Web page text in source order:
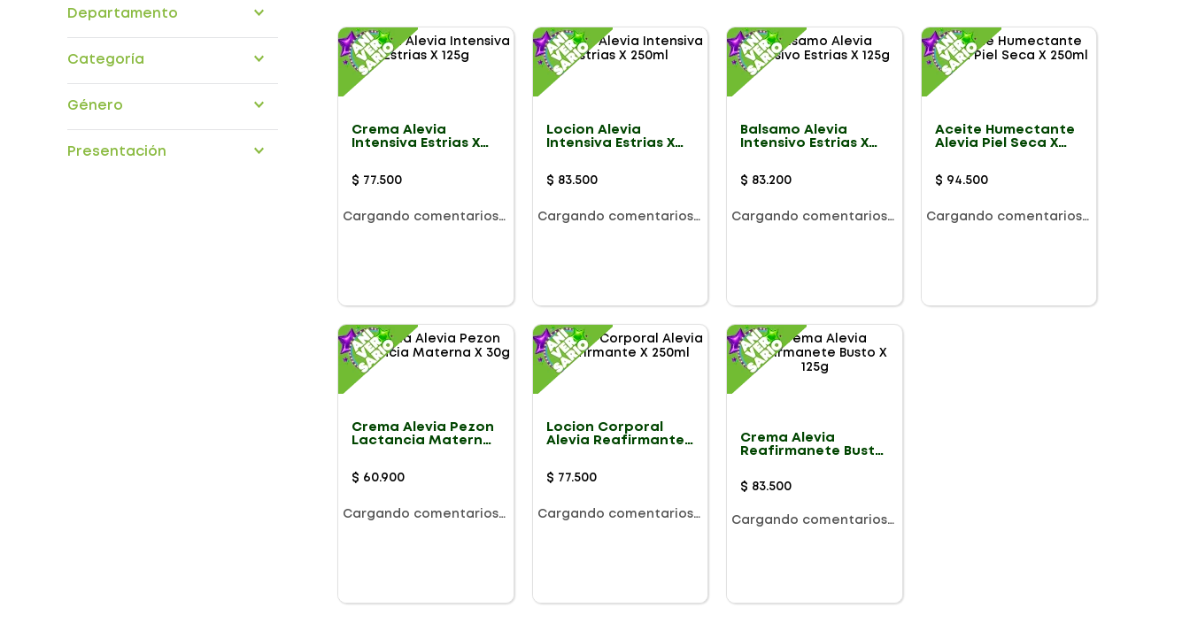
Departamento
Categoría
Género
Presentación
Crema Alevia
Intensiva Estrias X
$ 77.500
Cargando comentarios…
Locion Alevia
Intensiva Estrias X
$ 83.500
Cargando comentarios…
Balsamo Alevia
Intensivo Estrias X
$ 83.200
Cargando comentarios…
Aceite Humectante
Alevia Piel Seca X
$ 94.500
Cargando comentarios…
Crema Alevia Pezon
Lactancia Materna
$ 60.900
Cargando comentarios…
Locion Corporal
Alevia Reafirmante
$ 77.500
Cargando comentarios…
Crema Alevia
Reafirmanete Busto
$ 83.500
Cargando comentarios…